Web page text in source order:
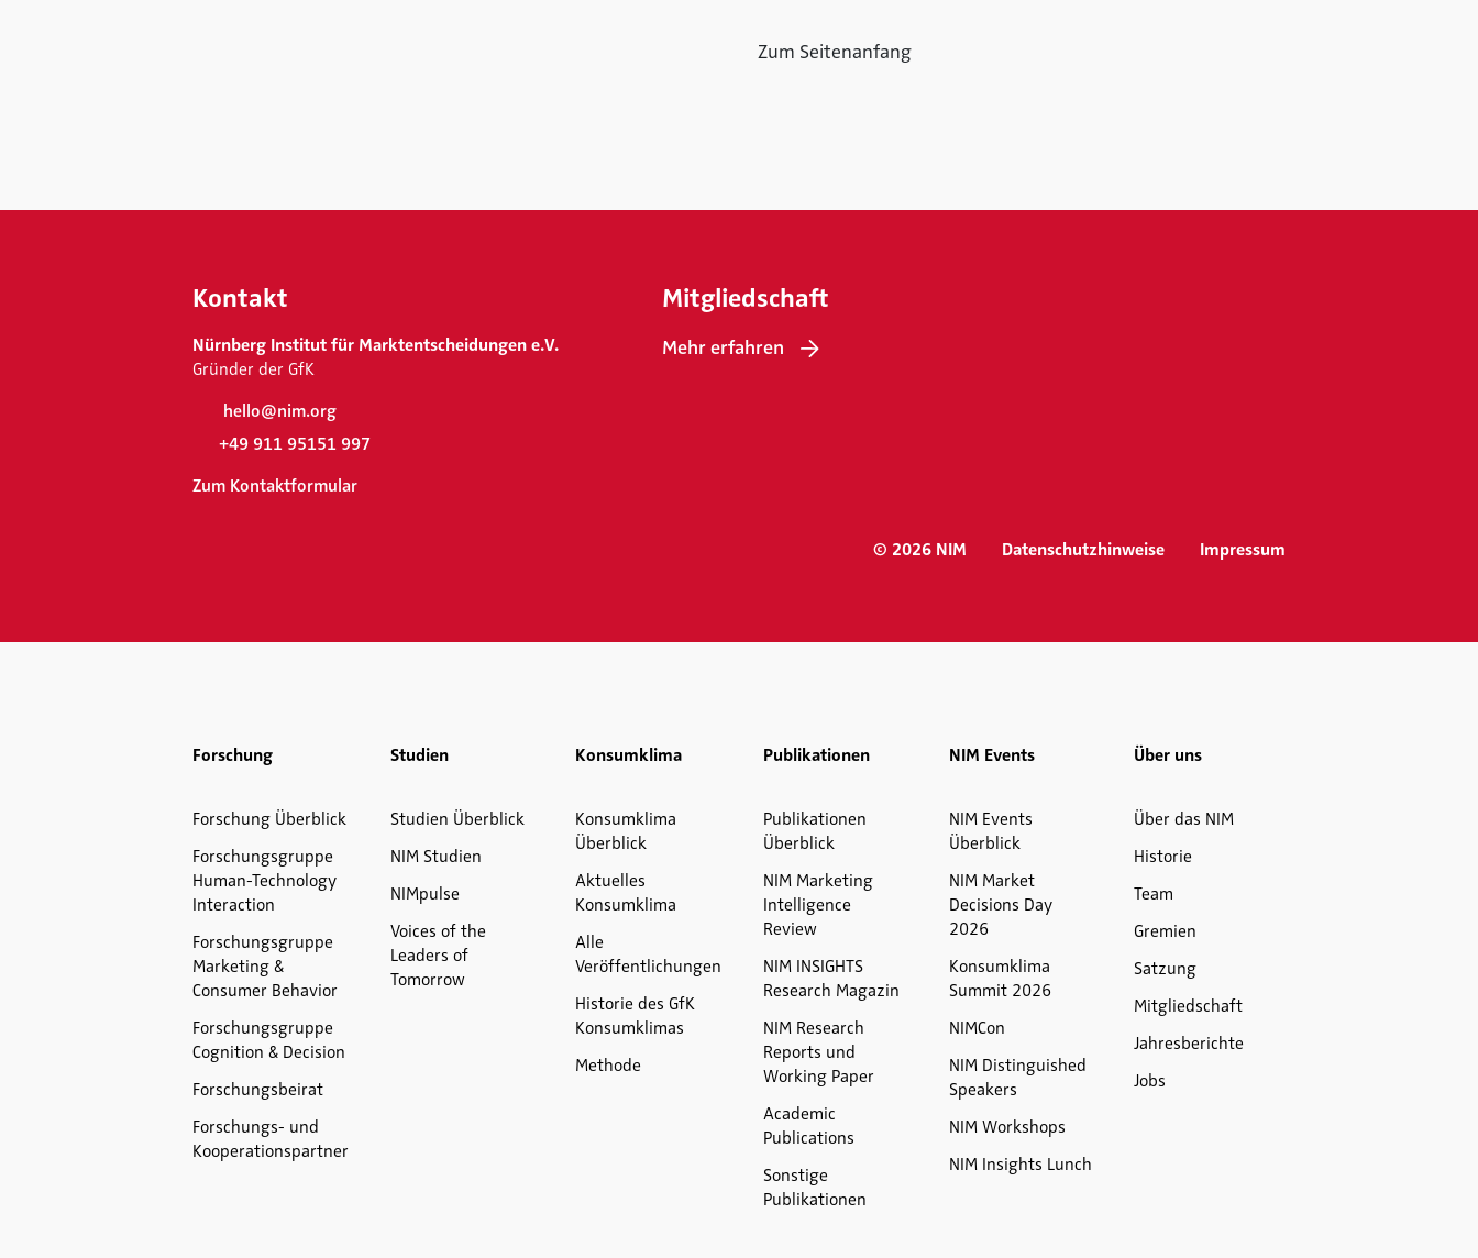
Zum Seitenanfang
Kontakt
Nürnberg Institut für Marktentscheidungen e.V.
Gründer der GfK
hello@nim.org
+49 911 95151 997
Zum Kontaktformular
Mitgliedschaft
Mehr erfahren
© 2026 NIM Datenschutzhinweise Impressum
Forschung
Forschung Überblick
Forschungsgruppe
Human-Technology
Interaction
Forschungsgruppe
Marketing &
Consumer Behavior
Forschungsgruppe
Cognition & Decision
Forschungsbeirat
Forschungs- und
Kooperationspartner
Studien
Studien Überblick
NIM Studien
NIMpulse
Voices of the
Leaders of
Tomorrow
Konsumklima
Konsumklima
Überblick
Aktuelles
Konsumklima
Alle
Veröffentlichungen
Historie des GfK
Konsumklimas
Methode
Publikationen
Publikationen
Überblick
NIM Marketing
Intelligence
Review
NIM INSIGHTS
Research Magazin
NIM Research
Reports und
Working Paper
Academic
Publications
Sonstige
Publikationen
NIM Events
NIM Events
Überblick
NIM Market
Decisions Day
2026
Konsumklima
Summit 2026
NIMCon
NIM Distinguished
Speakers
NIM Workshops
NIM Insights Lunch
Über uns
Über das NIM
Historie
Team
Gremien
Satzung
Mitgliedschaft
Jahresberichte
Jobs